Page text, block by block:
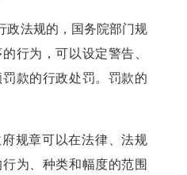
政法规的，国务院部门规
行为，可以设定警告、
款的行政处罚。罚款的
规章可以在法律、法规
为、种类和幅度的范围